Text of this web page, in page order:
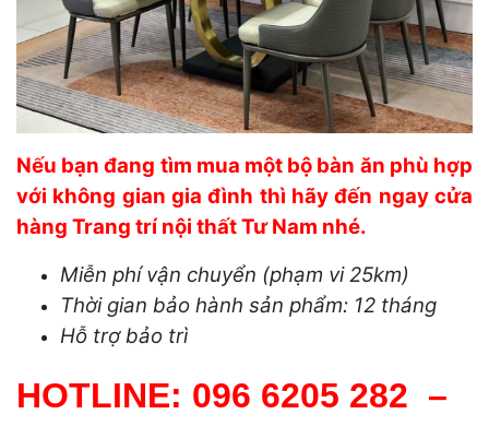
Nếu bạn đang tìm mua một bộ bàn ăn phù hợp
với không gian gia đình thì hãy đến ngay cửa
hàng Trang trí nội thất Tư Nam nhé.
Miễn phí vận chuyển (phạm vi 25km)
Thời gian bảo hành sản phẩm: 12 tháng
Hỗ trợ bảo trì
HOTLINE: 096 6205 282 –